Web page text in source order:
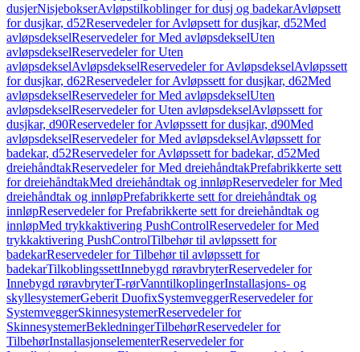
dusjerNisjebokserAvløpstilkoblinger for dusj og badekarAvløpsett
for dusjkar, d52Reservedeler for Avløpsett for dusjkar, d52Med
avløpsdekselReservedeler for Med avløpsdekselUten
avløpsdekselReservedeler for Uten
avløpsdekselAvløpsdekselReservedeler for AvløpsdekselAvløpssett
for dusjkar, d62Reservedeler for Avløpssett for dusjkar, d62Med
avløpsdekselReservedeler for Med avløpsdekselUten
avløpsdekselReservedeler for Uten avløpsdekselAvløpssett for
dusjkar, d90Reservedeler for Avløpssett for dusjkar, d90Med
avløpsdekselReservedeler for Med avløpsdekselAvløpssett for
badekar, d52Reservedeler for Avløpssett for badekar, d52Med
dreiehåndtakReservedeler for Med dreiehåndtakPrefabrikkerte sett
for dreiehåndtakMed dreiehåndtak og innløpReservedeler for Med
dreiehåndtak og innløpPrefabrikkerte sett for dreiehåndtak og
innløpReservedeler for Prefabrikkerte sett for dreiehåndtak og
innløpMed trykkaktivering PushControlReservedeler for Med
trykkaktivering PushControlTilbehør til avløpssett for
badekarReservedeler for Tilbehør til avløpssett for
badekarTilkoblingssettInnebygd røravbryterReservedeler for
Innebygd røravbryterT-rørVanntilkoplingerInstallasjons- og
skyllesystemerGeberit DuofixSystemveggerReservedeler for
SystemveggerSkinnesystemerReservedeler for
SkinnesystemerBekledningerTilbehørReservedeler for
TilbehørInstallasjonselementerReservedeler for